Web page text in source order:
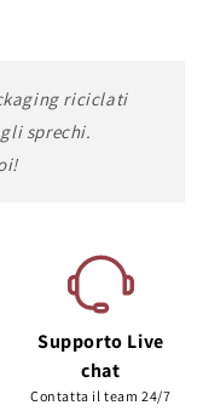
riciclati
sprechi.
Supporto Live
chat
Contatta il team 24/7